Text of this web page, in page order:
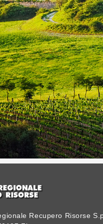
Recupero Risorse